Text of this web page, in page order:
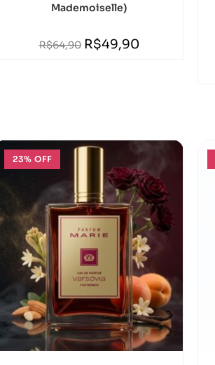
Mademoiselle)
R$64,90 R$49,90
23% OFF